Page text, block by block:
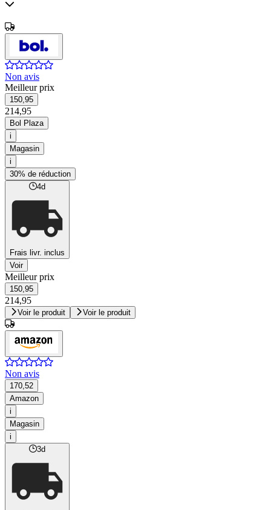
Non avis
Meilleur prix
150,95
214,95
Bol Plaza
i
Magasin
i
30% de réduction
4d
Frais livr. inclus
Voir
Meilleur prix
150,95
214,95
Voir le produit Voir le produit
Non avis
170,52
Amazon
i
Magasin
i
3d